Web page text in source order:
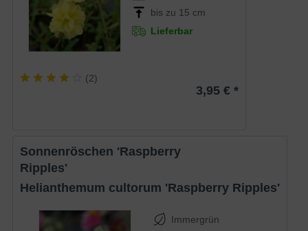
bis zu 15 cm
Lieferbar
(2)
3,95 € *
Sonnenröschen 'Raspberry
Ripples'
Helianthemum cultorum 'Raspberry Ripples'
Immergrün